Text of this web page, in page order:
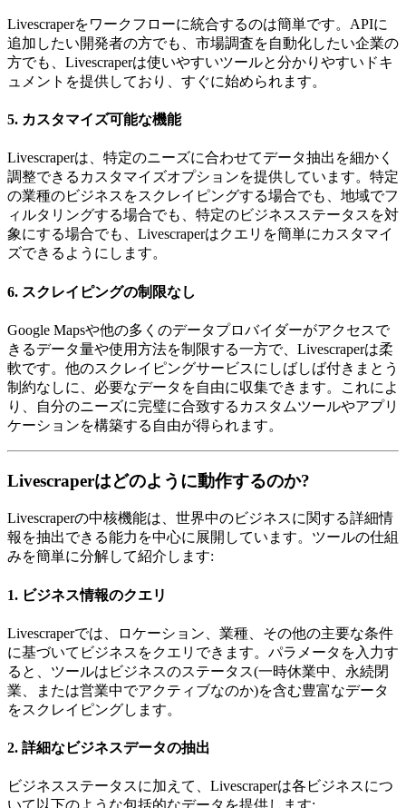
Livescraperをワークフローに統合するのは簡単です。APIに
追加したい開発者の方でも、市場調査を自動化したい企業の
方でも、Livescraperは使いやすいツールと分かりやすいドキ
ュメントを提供しており、すぐに始められます。
5. カスタマイズ可能な機能
Livescraperは、特定のニーズに合わせてデータ抽出を細かく
調整できるカスタマイズオプションを提供しています。特定
の業種のビジネスをスクレイピングする場合でも、地域でフ
ィルタリングする場合でも、特定のビジネスステータスを対
象にする場合でも、Livescraperはクエリを簡単にカスタマイ
ズできるようにします。
6. スクレイピングの制限なし
Google Mapsや他の多くのデータプロバイダーがアクセスで
きるデータ量や使用方法を制限する一方で、Livescraperは柔
軟です。他のスクレイピングサービスにしばしば付きまとう
制約なしに、必要なデータを自由に収集できます。これによ
り、自分のニーズに完璧に合致するカスタムツールやアプリ
ケーションを構築する自由が得られます。
Livescraperはどのように動作するのか?
Livescraperの中核機能は、世界中のビジネスに関する詳細情
報を抽出できる能力を中心に展開しています。ツールの仕組
みを簡単に分解して紹介します:
1. ビジネス情報のクエリ
Livescraperでは、ロケーション、業種、その他の主要な条件
に基づいてビジネスをクエリできます。パラメータを入力す
ると、ツールはビジネスのステータス(一時休業中、永続閉
業、または営業中でアクティブなのか)を含む豊富なデータ
をスクレイピングします。
2. 詳細なビジネスデータの抽出
ビジネスステータスに加えて、Livescraperは各ビジネスにつ